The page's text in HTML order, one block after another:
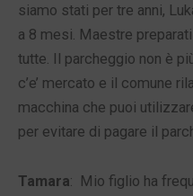
siamo stati per tre anni,
a 8 mesi. Maestre
tutte. Il parcheggio non è
c’e’ mercato e il comune
macchina che puoi
per evitare di pagare il
Tamara: Mio figlio ha